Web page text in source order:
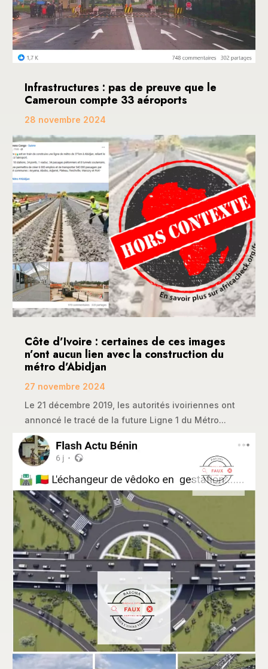
Infrastructures : pas de preuve que le
Cameroun compte 33 aéroports
28 novembre 2024
Une publication devenue virale sur les réseaux
sociaux, dont Facebook, fait mention de ce que le...
Côte d’Ivoire : certaines de ces images
n’ont aucun lien avec la construction du
métro d’Abidjan
27 novembre 2024
Le 21 décembre 2019, les autorités ivoiriennes ont
annoncé le tracé de la future Ligne 1 du Métro...